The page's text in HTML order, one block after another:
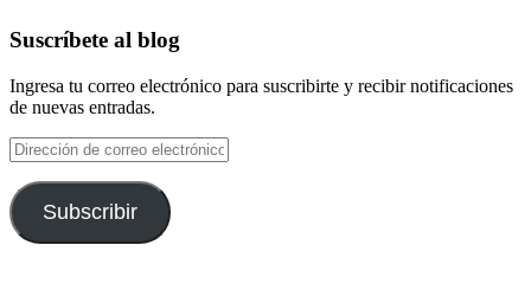
Suscríbete al blog
Ingresa tu correo electrónico para suscribirte y recibir notificaciones
de nuevas entradas.
Dirección
de
correo
electrónico
Subscribir